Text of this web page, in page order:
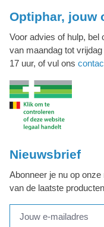
Optiphar, jouw
Voor advies of hulp, bel
van maandag tot
17 uur, of vul ons
Nieuwsbrief
Abonneer je nu op
van de laatste